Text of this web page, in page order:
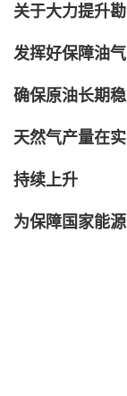
关于大力提升
发挥好保障油
确保原油长期
天然气产量在
持续上升
为保障国家能